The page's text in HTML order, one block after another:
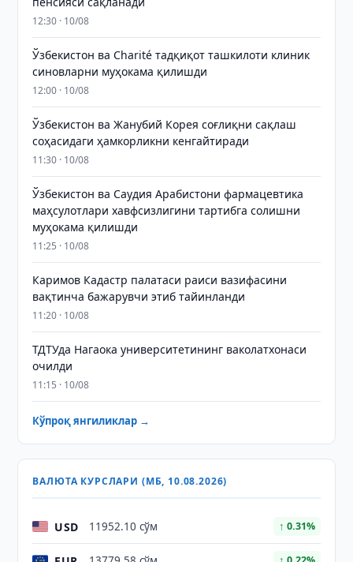
12:30 · 10/08
Ўзбекистон ва Charité тадқиқот ташкилоти клиник
синовларни муҳокама қилишди
12:00 · 10/08
Ўзбекистон ва Жанубий Корея соғлиқни сақлаш
соҳасидаги ҳамкорликни кенгайтиради
11:30 · 10/08
Ўзбекистон ва Саудия Арабистони фармацевтика
маҳсулотлари хавфсизлигини тартибга солишни
муҳокама қилишди
11:25 · 10/08
Каримов Кадастр палатаси раиси вазифасини
вақтинча бажарувчи этиб тайинланди
11:20 · 10/08
ТДТУда Нагаока университетининг ваколатхонаси
очилди
11:15 · 10/08
Кўпроқ янгиликлар →
ВАЛЮТА КУРСЛАРИ (МБ, 10.08.2026)
USD 11952.10 сўм ↑ 0.31%